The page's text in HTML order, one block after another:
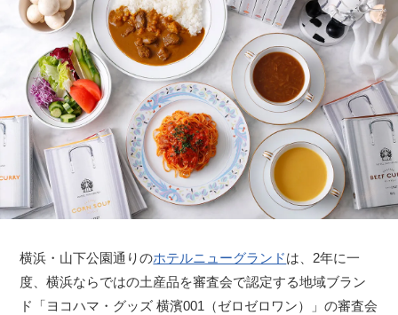
横浜・山下公園通りのホテルニューグランドは、2年に一
度、横浜ならではの土産品を審査会で認定する地域ブラン
ド「ヨコハマ・グッズ 横濱001（ゼロゼロワン）」の審査会